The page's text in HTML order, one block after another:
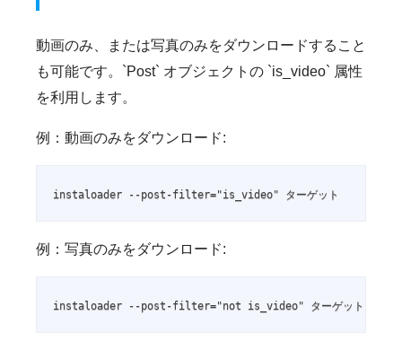
動画のみ、または写真のみをダウンロードすること
も可能です。`Post` オブジェクトの `is_video` 属性
を利用します。
例：動画のみをダウンロード:
instaloader --post-filter="is_video" ターゲット
例：写真のみをダウンロード:
instaloader --post-filter="not is_video" ターゲット